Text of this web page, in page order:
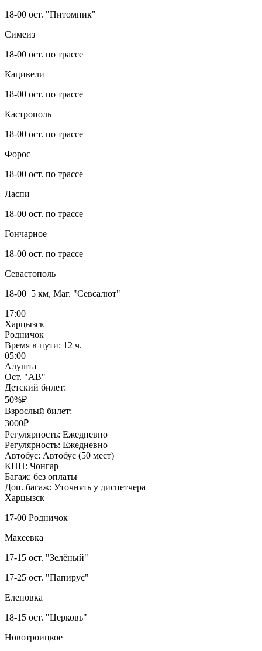
18-00 ост. "Питомник"
Симеиз
18-00 ост. по трассе
Кацивели
18-00 ост. по трассе
Кастрополь
18-00 ост. по трассе
Форос
18-00 ост. по трассе
Ласпи
18-00 ост. по трассе
Гончарное
18-00 ост. по трассе
Севастополь
18-00 5 км, Маг. "Севсалют"
17:00
Харцызск
Родничок
Время в пути: 12 ч.
05:00
Алушта
Ост. "АВ"
Детский билет:
50%₽
Взрослый билет:
3000₽
Регулярность: Ежедневно
Регулярность: Ежедневно
Автобус: Автобус (50 мест)
КПП: Чонгар
Багаж: без оплаты
Доп. багаж: Уточнять у диспетчера
Харцызск
17-00 Родничок
Макеевка
17-15 ост. "Зелёный"
17-25 ост. "Папирус"
Еленовка
18-15 ост. "Церковь"
Новотроицкое